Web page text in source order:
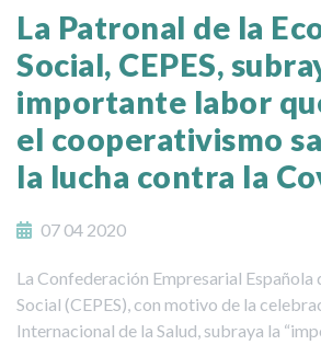
La Patronal de la
Social, CEPES,
importante labor
el cooperativismo
la lucha contra la
07 04 2020
La Confederación Empresarial Española
Social (CEPES), con motivo de la
Internacional de la Salud, subraya la